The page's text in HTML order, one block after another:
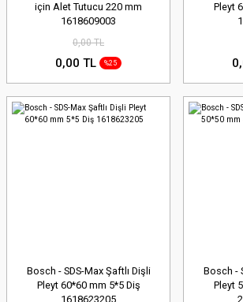
için Alet Tutucu 220 mm
1618609003
0,00 TL
0,00 TL %25
Pleyt
Bosch - SDS-Max Şaftlı Dişli
Pleyt 60*60 mm 5*5 Diş
1618623205
Bosch -
Pleyt